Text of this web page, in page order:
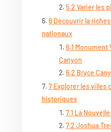
5.2 Varier les
6 Découvrir la
nationaux
6.1 Monument
Canyon
6.2 Bryce
7 Explorer les villes
historiques
7.1 La
7.2 Joshua